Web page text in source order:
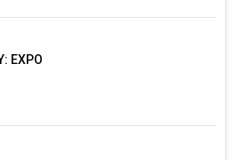
EXPO